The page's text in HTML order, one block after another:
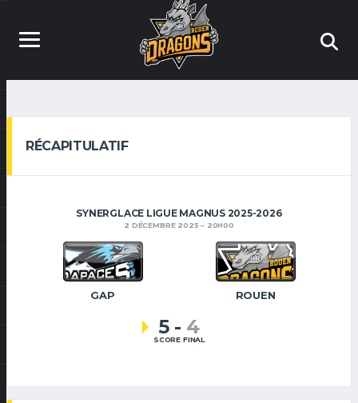
RÉCAPITULATIF
SYNERGLACE LIGUE MAGNUS 2025-2026
2 DÉCEMBRE 2025 20H00
GAP ROUEN
5 - 4
SCORE FINAL